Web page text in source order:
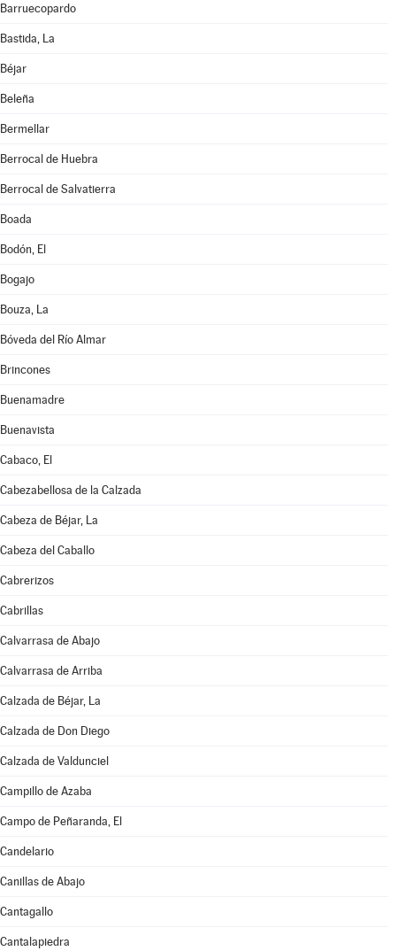
Barruecopardo
Bastida, La
Béjar
Beleña
Bermellar
Berrocal de Huebra
Berrocal de Salvatierra
Boada
Bodón, El
Bogajo
Bouza, La
Bóveda del Río Almar
Brincones
Buenamadre
Buenavista
Cabaco, El
Cabezabellosa de la Calzada
Cabeza de Béjar, La
Cabeza del Caballo
Cabrerizos
Cabrillas
Calvarrasa de Abajo
Calvarrasa de Arriba
Calzada de Béjar, La
Calzada de Don Diego
Calzada de Valdunciel
Campillo de Azaba
Campo de Peñaranda, El
Candelario
Canillas de Abajo
Cantagallo
Cantalapiedra